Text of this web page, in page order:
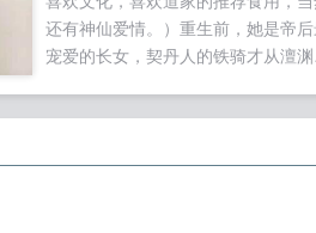
还有神仙爱情。）重生前，她是帝
宠爱的长女，契丹人的铁骑才从澶
军，将挽发为她入朝的道士冷落一